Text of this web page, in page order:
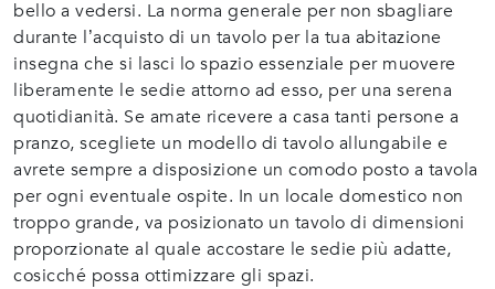
bello a vedersi. La norma generale per non sbagliare
durante l’acquisto di un tavolo per la tua abitazione
insegna che si lasci lo spazio essenziale per muovere
liberamente le sedie attorno ad esso, per una serena
quotidianità. Se amate ricevere a casa tanti persone a
pranzo, scegliete un modello di tavolo allungabile e
avrete sempre a disposizione un comodo posto a tavola
per ogni eventuale ospite. In un locale domestico non
troppo grande, va posizionato un tavolo di dimensioni
proporzionate al quale accostare le sedie più adatte,
cosicché possa ottimizzare gli spazi.